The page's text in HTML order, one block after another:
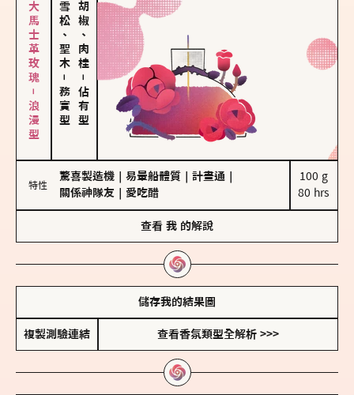
大馬士革玫瑰－浪漫型 雪松、聖木
－
務實型
胡椒、肉桂
－
佔有型
特性
驚喜製造機 易暈船體質 計畫通
關係神隊友
愛吃醋
100 g
80 hrs
查看 我 的解說
儲存我的結果圖
複製測驗連結 查看香氛類型全解析 >>>